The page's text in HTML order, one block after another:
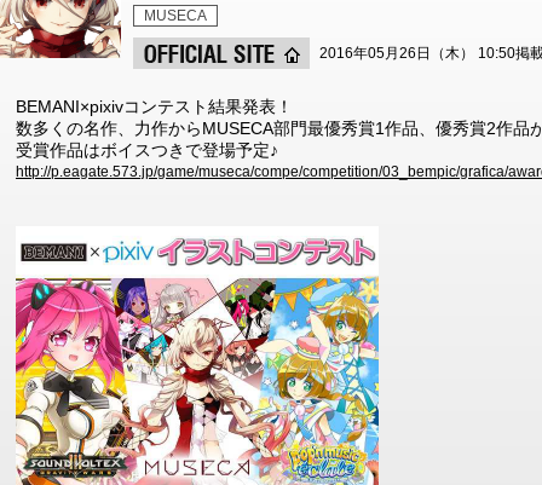
MUSECA
2016年05月26日（木） 10:50掲
BEMANI×pixivコンテスト結果発表！
数多くの名作、力作からMUSECA部門最優秀賞1作品、優秀賞2作品
受賞作品はボイスつきで登場予定♪
http://p.eagate.573.jp/game/museca/compe/competition/03_bempic/grafica/